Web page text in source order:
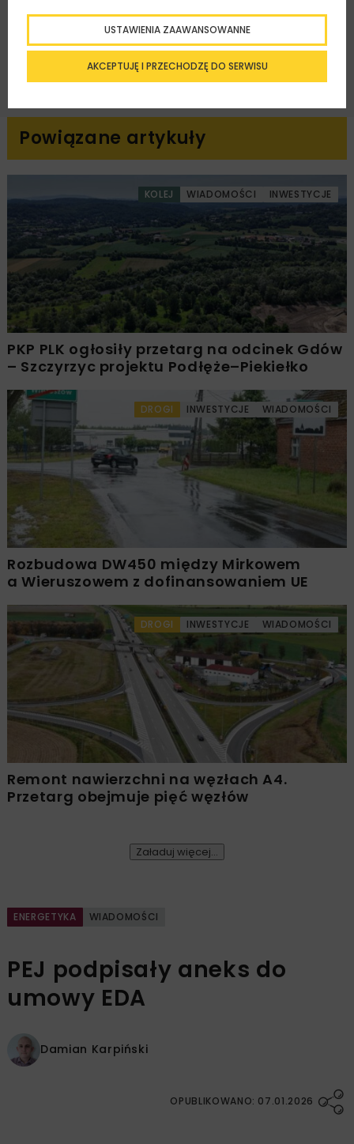
ZAPISZ MNIE
Powiązane artykuły
KOLEJ WIADOMOŚCI INWESTYCJE
PKP PLK ogłosiły przetarg na odcinek Gdów
– Szczyrzyc projektu Podłęże–Piekiełko
DROGI INWESTYCJE WIADOMOŚCI
Rozbudowa DW450 między Mirkowem
a Wieruszowem z dofinansowaniem UE
DROGI INWESTYCJE WIADOMOŚCI
Remont nawierzchni na węzłach A4.
Przetarg obejmuje pięć węzłów
Załaduj więcej...
ENERGETYKA WIADOMOŚCI
PEJ podpisały aneks do
umowy EDA
Damian Karpiński
OPUBLIKOWANO: 07.01.2026
AKCEPTUJĘ I PRZECHODZĘ DO SERWISU
USTAWIENIA ZAAWANSOWANNE